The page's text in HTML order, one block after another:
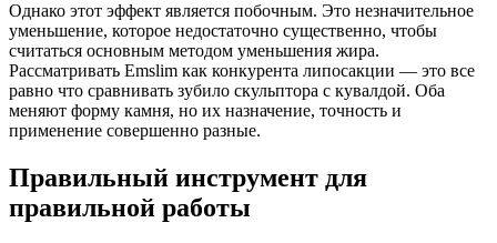
Однако этот эффект является побочным. Это незначительное
уменьшение, которое недостаточно существенно, чтобы
считаться основным методом уменьшения жира.
Рассматривать Emslim как конкурента липосакции — это все
равно что сравнивать зубило скульптора с кувалдой. Оба
меняют форму камня, но их назначение, точность и
применение совершенно разные.
Правильный инструмент для
правильной работы